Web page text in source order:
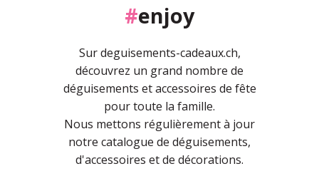
#enjoy
Sur deguisements-cadeaux.ch,
découvrez un grand nombre de
déguisements et accessoires de fête
pour toute la famille.
Nous mettons régulièrement à jour
notre catalogue de déguisements,
d'accessoires et de décorations.